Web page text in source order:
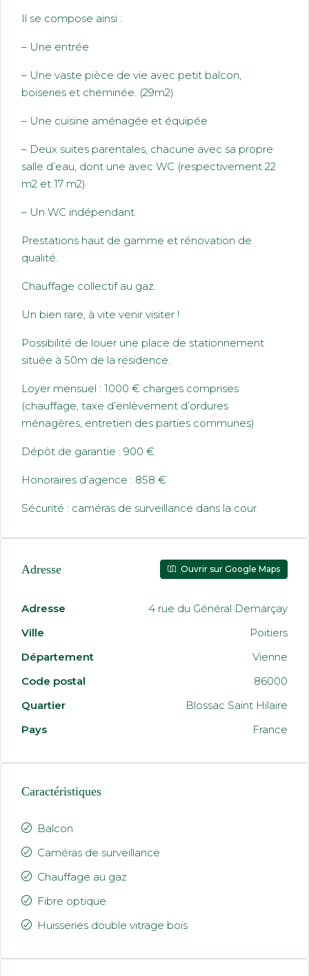
Il se compose ainsi :
– Une entrée
– Une vaste pièce de vie avec petit balcon,
boiseries et cheminée. (29m2)
– Une cuisine aménagée et équipée
– Deux suites parentales, chacune avec sa propre
salle d’eau, dont une avec WC (respectivement 22
m2 et 17 m2)
– Un WC indépendant
Prestations haut de gamme et rénovation de
qualité.
Chauffage collectif au gaz.
Un bien rare, à vite venir visiter !
Possibilité de louer une place de stationnement
située à 50m de la résidence.
Loyer mensuel : 1000 € charges comprises
(chauffage, taxe d’enlèvement d’ordures
ménagères, entretien des parties communes)
Dépôt de garantie : 900 €
Honoraires d’agence : 858 €
Sécurité : caméras de surveillance dans la cour
Adresse Ouvrir sur Google Maps
Adresse
4 rue du Général Demarçay
Ville
Poitiers
Département
Vienne
Code postal
86000
Quartier
Blossac Saint Hilaire
Pays
France
Caractéristiques
Balcon
Caméras de surveillance
Chauffage au gaz
Fibre optique
Huisseries double vitrage bois